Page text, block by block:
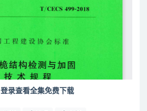
登录查看全集免费下载